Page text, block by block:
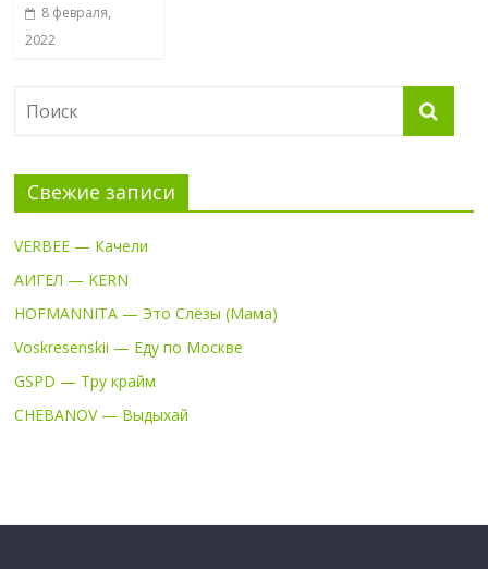
8 февраля,
2022
Свежие записи
VERBEE — Качели
АИГЕЛ — KERN
HOFMANNITA — Это Слёзы (Мама)
Voskresenskii — Еду по Москве
GSPD — Тру крайм
CHEBANOV — Выдыхай